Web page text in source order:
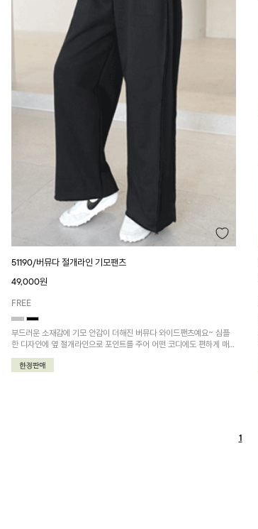
51190/버뮤다 절개라인 기모팬츠
49,000원
FREE
부드러운 소재감에 기모 안감이 더해진 버뮤다 와이드팬츠예요~ 심플
한 디자인에 옆 절개라인으로 포인트를 주어 어떤 코디에도 편하게 매치
가능한 겨울 추천 아이템!
1